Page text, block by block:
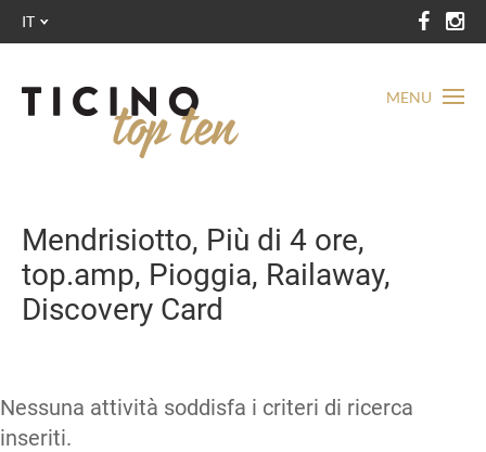
MENU
IT
Mendrisiotto, Più di 4 ore,
top.amp, Pioggia, Railaway,
Discovery Card
Nessuna attività soddisfa i criteri di ricerca
inseriti.